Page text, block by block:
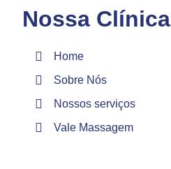
Nossa Clínica
Home
Sobre Nós
Nossos serviços
Vale Massagem